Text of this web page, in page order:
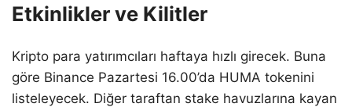
Etkinlikler ve Kilitler
Kripto para yatırımcıları haftaya hızlı girecek. Buna
göre Binance Pazartesi 16.00’da HUMA tokenini
listeleyecek. Diğer taraftan stake havuzlarına kayan